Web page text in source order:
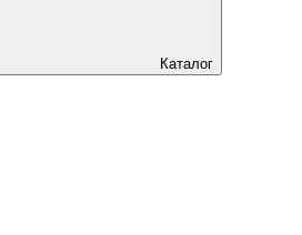
Каталог